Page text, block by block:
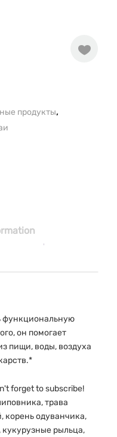
продукты,
функциональную
он помогает
пищи, воды, воздуха
forget to subscribe!
трава
корень одуванчика,
рыльца,